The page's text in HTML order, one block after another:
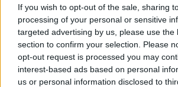
If you wish to opt-out of the sale, sharing
processing of your personal or sensitive
targeted advertising by us, please use the
section to confirm your selection. Please
opt-out request is processed you may
interest-based ads based on personal
us or personal information disclosed to
*A murit generalul Kemenici,
unității militare în care au fost
Ceaușescu. Kemenici era „pe
sovietic Militaru. A făcut
încercat să șteargă urmele lor